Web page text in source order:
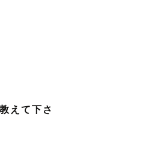
えて下さ